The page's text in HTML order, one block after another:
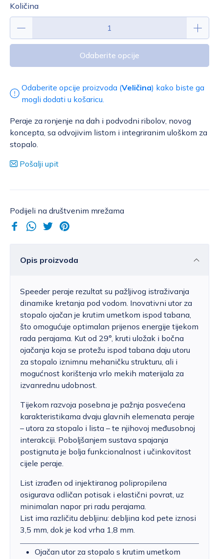
Količina
Odaberite opcije
Odaberite opcije proizvoda (Veličina) kako biste ga
mogli dodati u košaricu.
Peraje za ronjenje na dah i podvodni ribolov, novog
koncepta, sa odvojivim listom i integriranim uloškom za
stopalo.
Pošalji upit
Podijeli na društvenim mrežama
Opis proizvoda
Speeder peraje rezultat su pažljivog istraživanja
dinamike kretanja pod vodom. Inovativni utor za
stopalo ojačan je krutim umetkom ispod tabana,
što omogućuje optimalan prijenos energije tijekom
rada perajama. Kut od 29°, kruti uložak i bočna
ojačanja koja se protežu ispod tabana daju utoru
za stopalo iznimnu mehaničku strukturu, ali i
mogućnost korištenja vrlo mekih materijala za
izvanrednu udobnost.
Tijekom razvoja posebna je pažnja posvećena
karakteristikama dvaju glavnih elemenata peraje
– utora za stopalo i lista – te njihovoj međusobnoj
interakciji. Poboljšanjem sustava spajanja
postignuta je bolja funkcionalnost i učinkovitost
cijele peraje.
List izrađen od injektiranog polipropilena
osigurava odličan potisak i elastični povrat, uz
minimalan napor pri radu perajama.
List ima različitu debljinu: debljina kod pete iznosi
3,5 mm, dok je kod vrha 1,8 mm.
Ojačan utor za stopalo s krutim umetkom